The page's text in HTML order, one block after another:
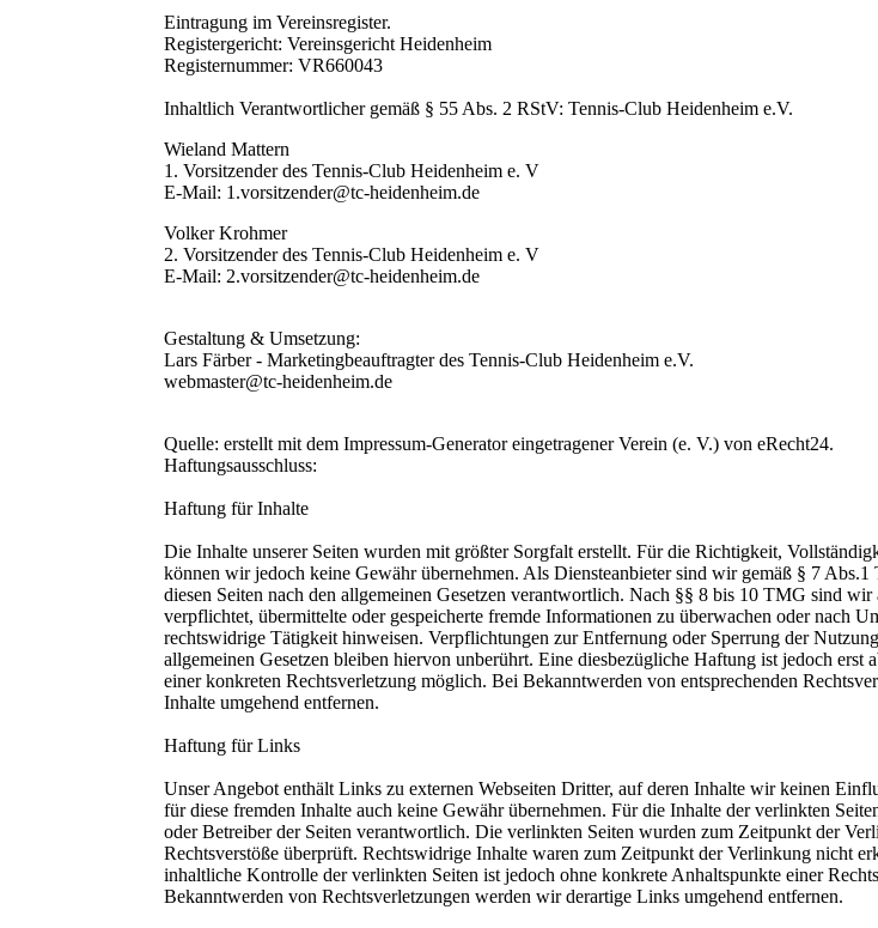
Eintragung im Vereinsregister.
Registergericht: Vereinsgericht Heidenheim
Registernummer: VR660043
Inhaltlich Verantwortlicher gemäß § 55 Abs. 2 RStV: Tennis-Club Heidenheim e.V.
Wieland Mattern
1. Vorsitzender des Tennis-Club Heidenheim e. V
E-Mail: 1.vorsitzender@tc-heidenheim.de
Volker Krohmer
2. Vorsitzender des Tennis-Club Heidenheim e. V
E-Mail: 2.vorsitzender@tc-heidenheim.de
Gestaltung & Umsetzung:
Lars Färber - Marketingbeauftragter des Tennis-Club Heidenheim e.V.
webmaster@tc-heidenheim.de
Quelle: erstellt mit dem Impressum-Generator eingetragener Verein (e. V.) von eRecht24.
Haftungsausschluss:
Haftung für Inhalte
Die Inhalte unserer Seiten wurden mit größter Sorgfalt erstellt. Für die Richtigkeit,
können wir jedoch keine Gewähr übernehmen. Als Diensteanbieter sind wir gemäß § 7
diesen Seiten nach den allgemeinen Gesetzen verantwortlich. Nach §§ 8 bis 10 TMG sind
verpflichtet, übermittelte oder gespeicherte fremde Informationen zu überwachen oder nach
rechtswidrige Tätigkeit hinweisen. Verpflichtungen zur Entfernung oder Sperrung der
allgemeinen Gesetzen bleiben hiervon unberührt. Eine diesbezügliche Haftung ist jedoch erst
einer konkreten Rechtsverletzung möglich. Bei Bekanntwerden von entsprechenden
Inhalte umgehend entfernen.
Haftung für Links
Unser Angebot enthält Links zu externen Webseiten Dritter, auf deren Inhalte wir keinen
für diese fremden Inhalte auch keine Gewähr übernehmen. Für die Inhalte der verlinkten
oder Betreiber der Seiten verantwortlich. Die verlinkten Seiten wurden zum Zeitpunkt der
Rechtsverstöße überprüft. Rechtswidrige Inhalte waren zum Zeitpunkt der Verlinkung nicht
inhaltliche Kontrolle der verlinkten Seiten ist jedoch ohne konkrete Anhaltspunkte einer
Bekanntwerden von Rechtsverletzungen werden wir derartige Links umgehend entfernen.